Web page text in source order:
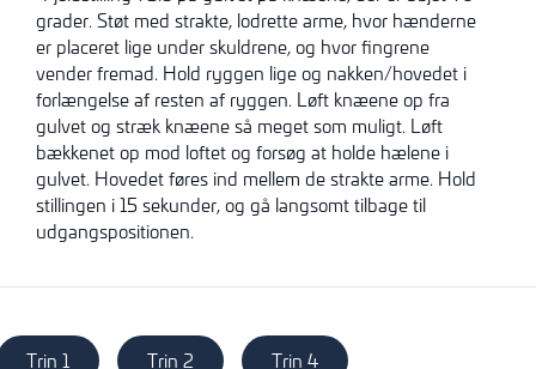
grader. Støt med strakte, lodrette arme, hvor hænderne
er placeret lige under skuldrene, og hvor fingrene
vender fremad. Hold ryggen lige og nakken/hovedet i
forlængelse af resten af ryggen. Løft knæene op fra
gulvet og stræk knæene så meget som muligt. Løft
bækkenet op mod loftet og forsøg at holde hælene i
gulvet. Hovedet føres ind mellem de strakte arme. Hold
stillingen i 15 sekunder, og gå langsomt tilbage til
udgangspositionen.
Trin 1 Trin 2 Trin 4